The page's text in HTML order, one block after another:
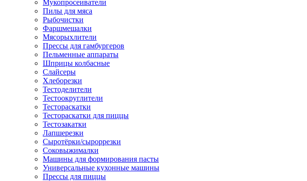
Мукопросеиватели
Пилы для мяса
Рыбочистки
Фаршмешалки
Мясорыхлители
Прессы для гамбургеров
Пельменные аппараты
Шприцы колбасные
Слайсеры
Хлеборезки
Тестоделители
Тестоокруглители
Тестораскатки
Тестораскатки для пиццы
Тестозакатки
Лапшерезки
Сыротёрки/сыроррезки
Соковыжималки
Машины для формирования пасты
Универсальные кухонные машины
Прессы для пиццы